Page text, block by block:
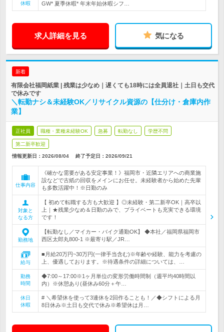
休暇
GW* 夏季休暇* 年末年始休暇シフ…
求人詳細を見る 気になる
新着
有限会社福岡紙業 | 残業は少なめ｜遅くても18時には全員退社｜土日も交代
で休みです
＼転勤ナシ＆未経験OK／リサイクル資源の【仕分け・倉庫内作
業】
正社員 職種・業種未経験OK 急募 転勤なし 学歴不問
第二新卒歓迎
情報更新日：2026/08/04 終了予定日： 2026/09/21
仕事内容
《確かな需要がある安定事業！》福岡市・近隣エリアへの商業施
設などで古紙の回収をメインにお任せ。未経験者から始めた先輩
も多数活躍中！※日勤のみ
対象と
なる方
【 初めて転職する方も大歓迎 】◎未経験・第二新卒OK｜高卒以
上｜★残業少なめ＆日勤のみで、プライベートも充実できる環境
です！
勤務地
【転勤なし／マイカー・バイク通勤OK】 ◆本社／福岡県福岡市
西区太郎丸800-1 ※最寄り駅／JR…
給与
■月給20万円~30万円(一律手当含む)※年齢や経験、能力を考慮の
上、優遇しております。※待遇条件の詳細については、…
勤務
時間
◆7:00～17:00※1ヶ月単位の変形労働時間制（週平均40時間以
内）※休憩あり(昼休み60分＋午…
休日
休暇
# ＼希望休を使って3連休を2回作ることも！／◆シフトによる月
8日休み※土日も交代で休み※希望休は月…